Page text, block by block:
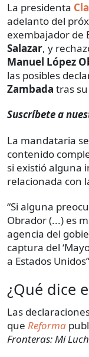
La presidenta
adelanto del
exembajador de
Salazar, y
Manuel López
las posibles
Zambada tras
Suscríbete a
La mandataria
contenido
si existió alguna
relacionada con
“Si alguna
Obrador (...) es
agencia del
captura del
a Estados
¿Qué dice
Las
que Reforma
Fronteras: Mi